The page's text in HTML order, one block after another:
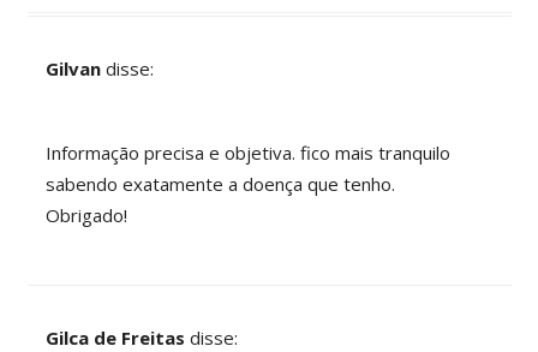
Gilvan disse:
Informação precisa e objetiva. fico mais tranquilo
sabendo exatamente a doença que tenho.
Obrigado!
Gilca de Freitas disse: